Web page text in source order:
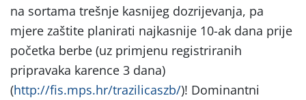
na sortama trešnje kasnijeg dozrijevanja, pa
mjere zaštite planirati najkasnije 10-ak dana prije
početka berbe (uz primjenu registriranih
pripravaka karence 3 dana)
(http://fis.mps.hr/trazilicaszb/)! Dominantni